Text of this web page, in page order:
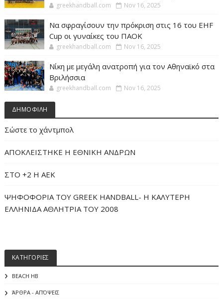
greekhandball.com Nov 16, 2025
Να σφραγίσουν την πρόκριση στις 16 του EHF
Cup οι γυναίκες του ΠΑΟΚ
greekhandball.com Nov 16, 2025
Νίκη με μεγάλη ανατροπή για τον Αθηναϊκό στα
Βριλήσσια
greekhandball.com Nov 16, 2025
ΔΗΜΟΦΙΛΗ
Σώστε το χάντμπολ
ΑΠΟΚΛΕΙΣΤΗΚΕ Η ΕΘΝΙΚΗ ΑΝΔΡΩΝ
ΣΤΟ +2 Η ΑΕΚ
ΨΗΦΟΦΟΡΙΑ ΤΟΥ GREEK HANDBALL- H ΚΑΛΥΤΕΡΗ
ΕΛΛΗΝΙΔΑ ΑΘΛΗΤΡΙΑ ΤΟΥ 2008
ΚΑΤΗΓΟΡΙΕΣ
BEACH HB
ΆΡΘΡΑ - ΑΠΌΨΕΙΣ